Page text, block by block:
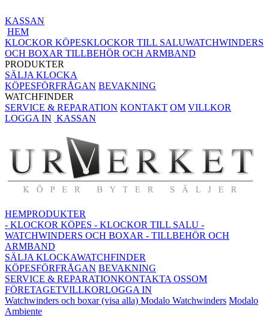
KASSAN
HEM
KLOCKOR KÖPESKLOCKOR TILL SALUWATCHWINDERS
OCH BOXAR TILLBEHÖR OCH ARMBAND
PRODUKTER
SÄLJA KLOCKA
KÖPESFÖRFRÅGAN BEVAKNING
WATCHFINDER
SERVICE & REPARATION KONTAKT OM VILLKOR
LOGGA IN KASSAN
HEMPRODUKTER
- KLOCKOR KÖPES - KLOCKOR TILL SALU -
WATCHWINDERS OCH BOXAR - TILLBEHÖR OCH
ARMBAND
SÄLJA KLOCKAWATCHFINDER
KÖPESFÖRFRÅGAN BEVAKNING
SERVICE & REPARATIONKONTAKTA OSSOM
FÖRETAGETVILLKORLOGGA IN
Watchwinders och boxar (visa alla) Modalo Watchwinders Modalo
Ambiente